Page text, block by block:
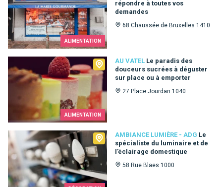
ALIMENTATION
répondre à toutes vos
demandes
68 Chaussée de Bruxelles 1410
ALIMENTATION
AU VATEL Le paradis des
douceurs sucrées à déguster
sur place ou à emporter
27 Place Jourdan 1040
AMBIANCE LUMIÈRE - ADG Le
spécialiste du luminaire et de
l’éclairage domestique
58 Rue Blaes 1000
Ambiance Lumière - ADG